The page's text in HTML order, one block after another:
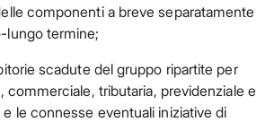
componenti a breve separatamente
lungo termine;
scadute del gruppo ripartite per
commerciale, tributaria, previdenziale e
le connesse eventuali iniziative di